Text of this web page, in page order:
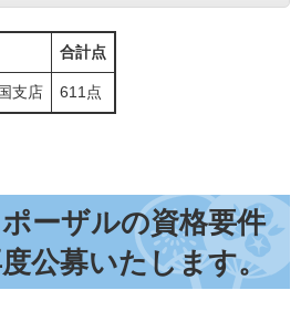
合計点
支店 611点
ーザルの資格要件
公募いたします。